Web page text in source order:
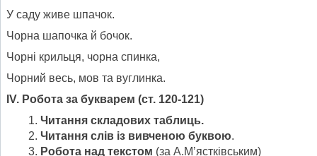
У саду живе шпачок.
Чорна шапочка й бочок.
Чорні крильця, чорна спинка,
Чорний весь, мов та вуглинка.
V. Робота за букварем (ст. 120-121)
Читання складових таблиць.
Читання слів із вивченою буквою.
Робота над текстом (за А.Мʼястківським)